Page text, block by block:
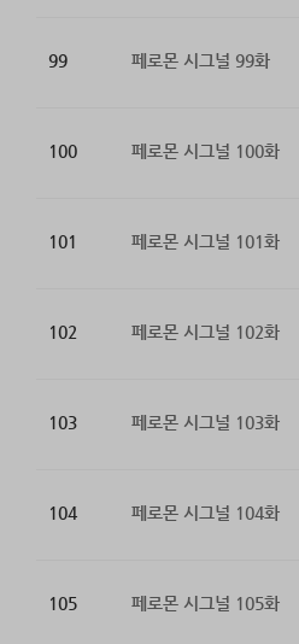
99 페로몬 시그널 99화
100 페로몬 시그널 100화
101 페로몬 시그널 101화
102 페로몬 시그널 102화
103 페로몬 시그널 103화
104 페로몬 시그널 104화
105 페로몬 시그널 105화